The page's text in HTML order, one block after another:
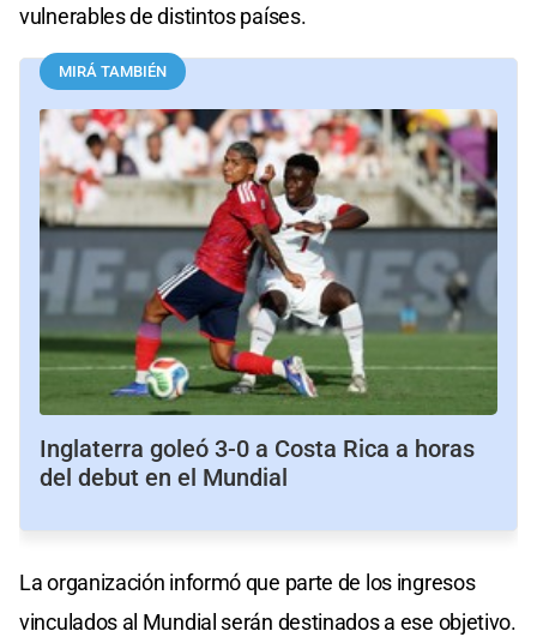
vulnerables de distintos países.
MIRÁ TAMBIÉN
Inglaterra goleó 3-0 a Costa Rica a horas
del debut en el Mundial
La organización informó que parte de los ingresos
vinculados al Mundial serán destinados a ese objetivo.